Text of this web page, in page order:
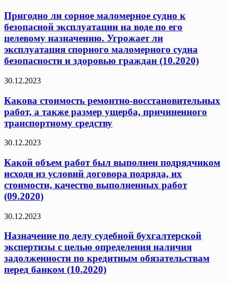
Пригодно ли сорное маломерное судно к
безопасной эксплуатации на воде по его
целевому назначению. Угрожает ли
эксплуатация спорного маломерного судна
безопасности и здоровью граждан (10.2020)
30.12.2023
Какова стоимость ремонтно-восстановительных
работ, а также размер ущерба, причиненного
транспортному средству
30.12.2023
Какой объем работ был выполнен подрядчиком
исходя из условий договора подряда, их
стоимости, качество выполненных работ
(09.2020)
30.12.2023
Назначение по делу судебной бухгалтерской
экспертизы с целью определения наличия
задолженности по кредитным обязательствам
перед банком (10.2020)